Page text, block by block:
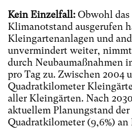
Kein Einzelfall: Obwohl das
Klimanotstand ausgerufen
Kleingartenanlagen und
unvermindert weiter,
durch Neubaumaßnahmen
pro Tag zu. Zwischen 2004
Quadratkilometer
aller Kleingärten. Nach
aktuellem Planungstand
Quadratkilometer (9,6%)